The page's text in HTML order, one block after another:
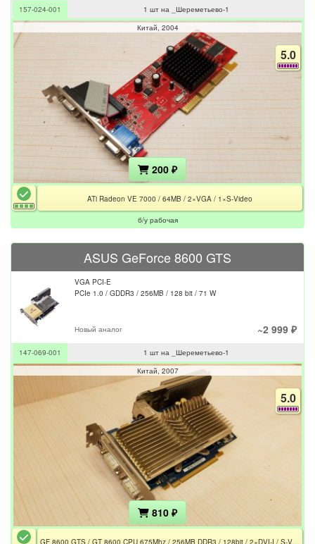
157-024-001
1 шт на _Шереметьево-1
Китай 2004
5.0
200 ₽
ATi Radeon VE 7000 / 64MB / 2×VGA / 1×S-Video
б/у рабочая
ASUS GeForce 8600 GTS
VGA PCI-E
PCIe 1.0 / GDDR3 / 256MB / 128 bit / 71 W
Новый аналог ~2 999 ₽
147-069-001
1 шт на _Шереметьево-1
Китай 2007
5.0
810 ₽